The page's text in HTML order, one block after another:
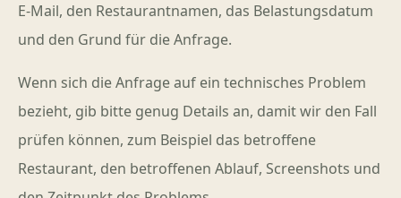
E-Mail, den Restaurantnamen, das Belastungsdatum
und den Grund für die Anfrage.
Wenn sich die Anfrage auf ein technisches Problem
bezieht, gib bitte genug Details an, damit wir den Fall
prüfen können, zum Beispiel das betroffene
Restaurant, den betroffenen Ablauf, Screenshots und